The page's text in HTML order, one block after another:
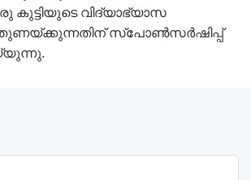
കുട്ടിയുടെ വിദ്യാഭ്യാസ
സ്പോൺസർഷിപ്പ്